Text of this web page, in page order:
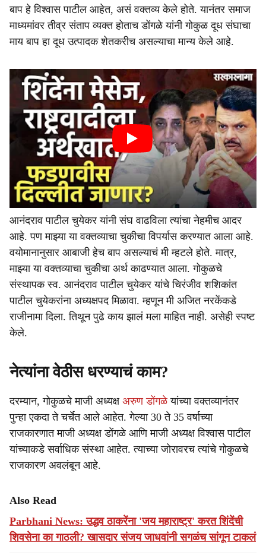
बाप हे विश्वास पाटील आहेत, असं वक्तव्य केले होते. यानंतर समाज
माध्यमांवर तीव्र संताप व्यक्त होताच डोंगळे यांनी गोकुळ दूध संघाचा
माय बाप हा दूध उत्पादक शेतकरीच असल्याचा मान्य केले आहे.
आनंदराव पाटील चुयेकर यांनी संघ वाढविला त्यांचा नेहमीच आदर
आहे. पण माझ्या या वक्तव्याचा चुकीचा विपर्यास करण्यात आला आहे.
वयोमानानुसार आबाजी हेच बाप असल्याचं मी म्हटले होते. मात्र,
माझ्या या वक्तव्याचा चुकीचा अर्थ काढण्यात आला. गोकुळचे
संस्थापक स्व. आनंदराव पाटील चुयेकर यांचे चिरंजीव शशिकांत
पाटील चुयेकरांना अध्यक्षपद मिळावा. म्हणून मी अजित नरकेंकडे
राजीनामा दिला. तिथून पुढे काय झालं मला माहित नाही. असेही स्पष्ट
केले.
नेत्यांना वेठीस धरण्याचं काम?
दरम्यान, गोकुळचे माजी अध्यक्षअरुण डोंगळेयांच्या वक्तव्यानंतर
पुन्हा एकदा ते चर्चेत आले आहेत. गेल्या 30 ते 35 वर्षाच्या
राजकारणात माजी अध्यक्ष डोंगळे आणि माजी अध्यक्ष विश्वास पाटील
यांच्याकडे सर्वाधिक संस्था आहेत. त्याच्या जोरावरच त्यांचे गोकुळचे
राजकारण अवलंबून आहे.
Also Read
Parbhani News: उद्धव ठाकरेंना 'जय महाराष्ट्र' करत शिंदेंची
शिवसेना का गाठली? खासदार संजय जाधवांनी सगळंच सांगून टाकलं